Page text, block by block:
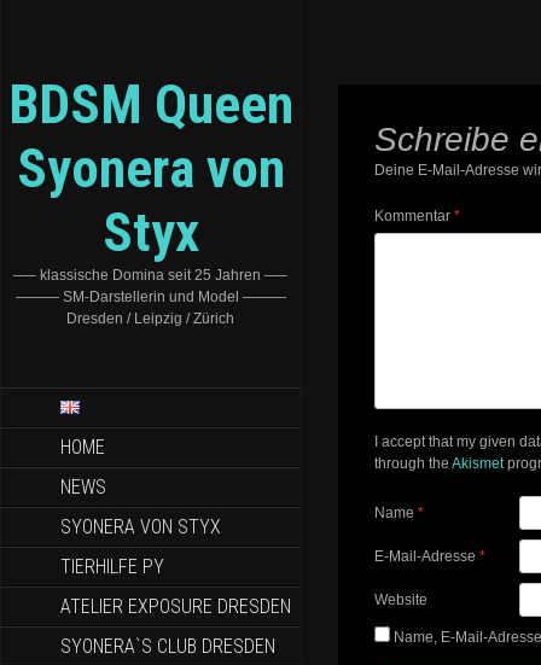
BDSM Queen
Syonera von
Styx
—– klassische Domina seit 25 Jahren —–
——— SM-Darstellerin und Model ———
Dresden / Leipzig / Zürich
HOME
NEWS
SYONERA VON STYX
TIERHILFE PY
ATELIER EXPOSURE DRESDEN
SYONERA`S CLUB DRESDEN
Schreibe
Deine E-Mail-Adresse
Kommentar *
I accept that my given
through the Akismet
Name *
E-Mail-Adresse *
Website
Name, E-Mail-